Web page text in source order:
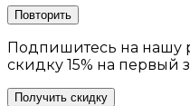
Повторить
Подпишитесь на нашу
скидку 15% на первый
Получить скидку